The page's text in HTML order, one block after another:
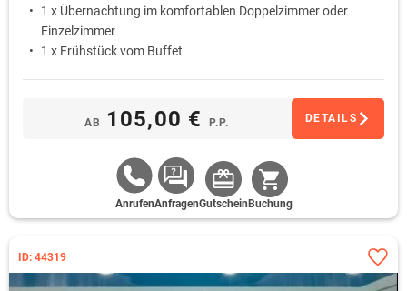
1 x Übernachtung im komfortablen Doppelzimmer oder
Einzelzimmer
1 x Frühstück vom Buffet
AB 105,00 € P.P. DETAILS
AnrufenAnfragenGutschein Buchung
ID: 44319